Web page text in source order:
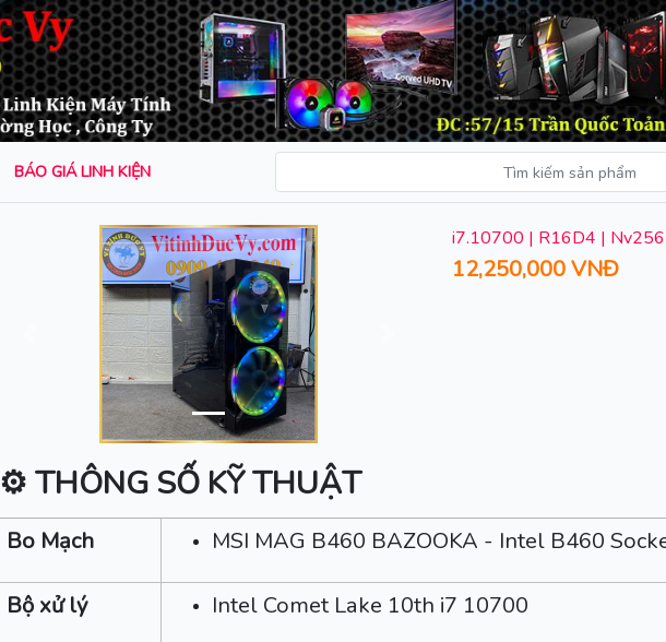
BÁO GIÁ LINH KIỆN
i7.10700 | R16D4 |
12,250,000 VNĐ
⚙ THÔNG SỐ KỸ THUẬT
Bo Mạch MSI MAG B460 BAZOOKA - Intel B460
Bộ xử lý
Intel Comet Lake 10th i7 10700